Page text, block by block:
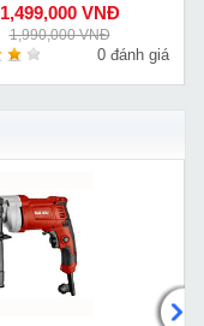
1,499,000 VNĐ
1,990,000 VNĐ
0 đánh giá